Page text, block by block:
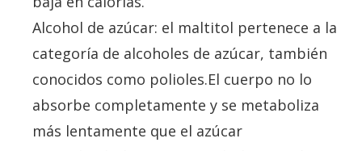
Alcohol de azúcar: el maltitol pertenece a la
categoría de alcoholes de azúcar, también
conocidos como polioles.El cuerpo no lo
absorbe completamente y se metaboliza
más lentamente que el azúcar